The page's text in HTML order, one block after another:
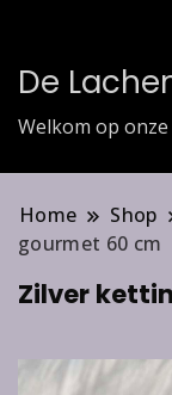
De
Welkom op
Home Shop
gourmet 60 cm
Zilver